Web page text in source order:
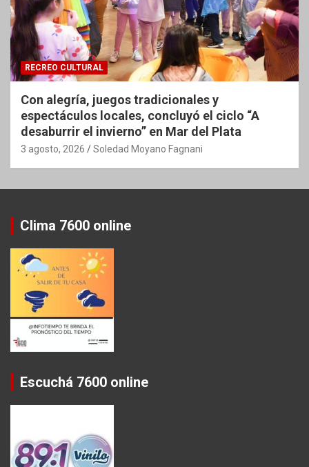
RECREO CULTURAL
Con alegría, juegos tradicionales y
espectáculos locales, concluyó el ciclo “A
desaburrir el invierno” en Mar del Plata
3 agosto, 2026 Soledad Moyano Fagnani
Clima 7600 online
Escuchá 7600 online